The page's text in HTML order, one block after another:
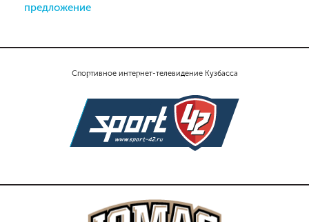
Спортивное интернет-телевидение Кузбасса
предложение